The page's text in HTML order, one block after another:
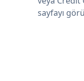
sayfayı